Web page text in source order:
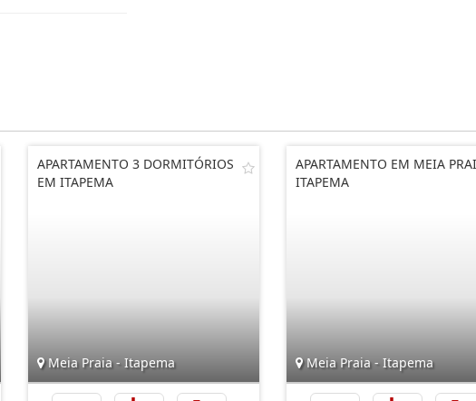
APARTAMENTO 3 DORMITÓRIOS
EM ITAPEMA
Meia Praia - Itapema
APARTAMENTO EM MEIA
ITAPEMA
Meia Praia - Itapema